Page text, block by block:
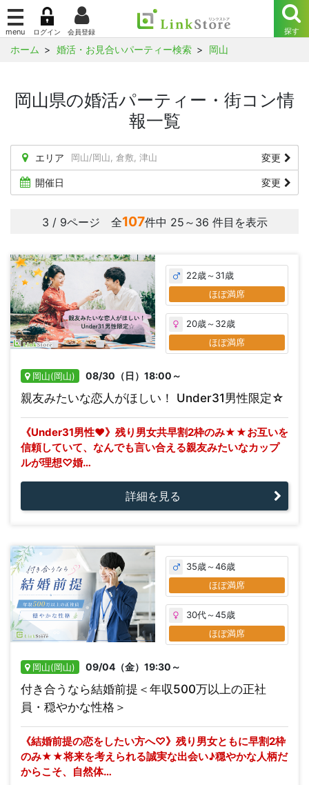
ホーム 婚活・お見合いパーティー検索 岡山
岡山県の婚活パーティー・街コン情
報一覧
エリア 岡山/岡山, 倉敷, 津山 変更
開催日 変更
3 / 9ページ 全107件中 25～36 件目を表示
22歳～31歳
ほぼ満席
20歳～32歳
ほぼ満席
岡山(岡山) 08/30（日）18:00～
親友みたいな恋人がほしい！ Under31男性限定☆
《Under31男性♥》残り男女共早割2枠のみ★★お互いを
信頼していて、なんでも言い合える親友みたいなカップ
ルが理想♡婚…
詳細を見る
35歳～46歳
ほぼ満席
30代～45歳
ほぼ満席
岡山(岡山) 09/04（金）19:30～
付き合うなら結婚前提＜年収500万以上の正社
員・穏やかな性格＞
《結婚前提の恋をしたい方へ♡》残り男女ともに早割2枠
のみ★★将来を考えられる誠実な出会い♪穏やかな人柄だ
からこそ、自然体…